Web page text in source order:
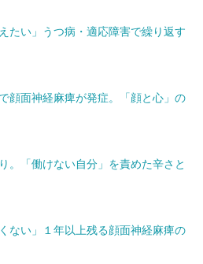
たい」うつ病・適応障害で繰り返す
顔面神経麻痺が発症。「顔と心」の
。「働けない自分」を責めた辛さと
ない」１年以上残る顔面神経麻痺の